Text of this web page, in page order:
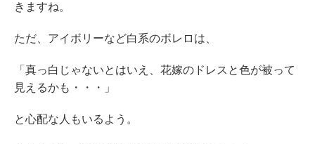
きますね。
ただ、アイボリーなど白系のボレロは、
「真っ白じゃないとはいえ、花嫁のドレスと色が被って
見えるかも・・・」
と心配な人もいるよう。